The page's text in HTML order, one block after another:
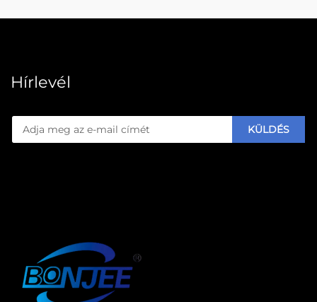
Hírlevél
KÜLDÉS